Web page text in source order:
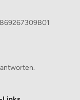
stressfrei.
zerkratzt Ihre
Ihre Familie